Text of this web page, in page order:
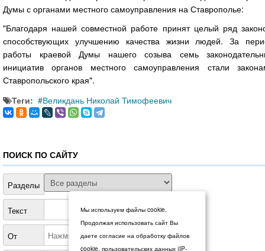
Думы с органами местного самоуправления на Ставрополье:
"Благодаря нашей совместной работе принят целый ряд
способствующих улучшению качества жизни людей. За
работы краевой Думы нашего созыва семь
инициатив органов местного самоуправления стали
Ставропольского края".
Теги:
Великдань Николай Тимофеевич
ПОИСК ПО САЙТУ
Разделы
Текст
От
Мы используем файлы cookie.
Продолжая использовать сайт Вы
даете согласие на обработку файлов
cookie, пользовательских данных (IP-